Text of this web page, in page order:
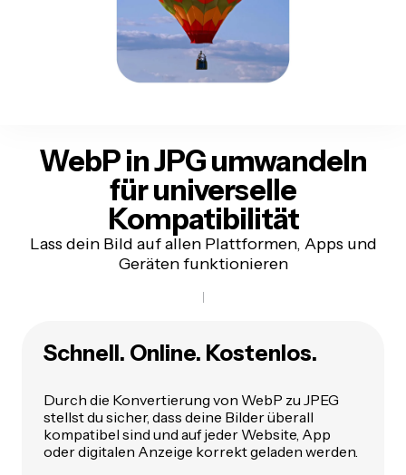
WebP in JPG umwandeln
füruniverselle
Kompatibilität
Lass dein Bild auf allen Plattformen, Apps und
Geräten funktionieren
Schnell. Online. Kostenlos.
Durch die Konvertierung von WebP zu JPEG
stellst du sicher, dass deine Bilder überall
kompatibel sind und auf jeder Website, App
oder digitalen Anzeige korrekt geladen werden.